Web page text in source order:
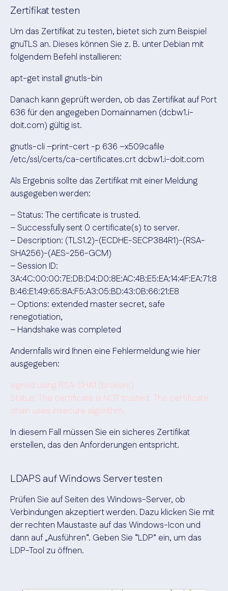
Zertifikat testen
Um das Zertifikat zu testen, bietet sich zum Beispiel
gnuTLS an. Dieses können Sie z. B. unter Debian mit
folgendem Befehl installieren:
apt-get install gnutls-bin
Danach kann geprüft werden, ob das Zertifikat auf Port
636 für den angegeben Domainnamen (dcbw1.i-
doit.com) gültig ist.
gnutls-cli –print-cert -p 636 –x509cafile
/etc/ssl/certs/ca-certificates.crt dcbw1.i-doit.com
Als Ergebnis sollte das Zertifikat mit einer Meldung
ausgegeben werden:
– Status: The certificate is trusted.
– Successfully sent 0 certificate(s) to server.
– Description: (TLS1.2)-(ECDHE-SECP384R1)-(RSA-
SHA256)-(AES-256-GCM)
– Session ID:
3A:4C:00:00:7E:DB:D4:D0:8E:AC:4B:E5:EA:14:4F:EA:71:8
B:46:E1:49:65:8A:F5:A3:05:BD:43:0B:66:21:E8
– Options: extended master secret, safe
renegotiation,
– Handshake was completed
Andernfalls wird Ihnen eine Fehlermeldung wie hier
ausgegeben:
signed using RSA-SHA1 (broken!)
Status: The certificate is NOT trusted. The certificate
chain uses insecure algorithm.
In diesem Fall müssen Sie ein sicheres Zertifikat
erstellen, das den Anforderungen entspricht.
LDAPS auf Windows Server testen
Prüfen Sie auf Seiten des Windows-Server, ob
Verbindungen akzeptiert werden. Dazu klicken Sie mit
der rechten Maustaste auf das Windows-Icon und
dann auf „Ausführen“. Geben Sie “LDP” ein, um das
LDP-Tool zu öffnen.